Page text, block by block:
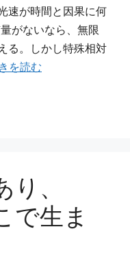
速が時間と因果に何
がないなら、無限
る。しかし特殊相対
を読む
、
で生ま